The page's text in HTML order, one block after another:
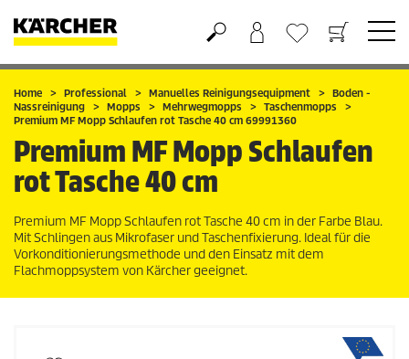
Warenkorb
Wunschliste
Home Professional Manuelles Reinigungsequipment
Boden -
Nassreinigung
Mopps Mehrwegmopps
Taschenmopps
Premium MF Mopp Schlaufen rot Tasche 40 cm 69991360
Premium MF Mopp Schlaufen
rot Tasche 40 cm
Premium MF Mopp Schlaufen rot Tasche 40 cm in der Farbe Blau.
Mit Schlingen aus Mikrofaser und Taschenfixierung. Ideal für die
Vorkonditionierungsmethode und den Einsatz mit dem
Flachmoppsystem von Kärcher geeignet.